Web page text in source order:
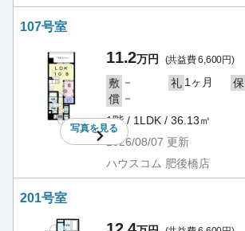
107号室
写真を見る
11.2万円 (共益費 6,600円)
敷 － 礼 1ヶ月 保
償 －
1階 / 1LDK / 36.13㎡
2026/08/07 更新
ハウスコム 肥後橋店
201号室